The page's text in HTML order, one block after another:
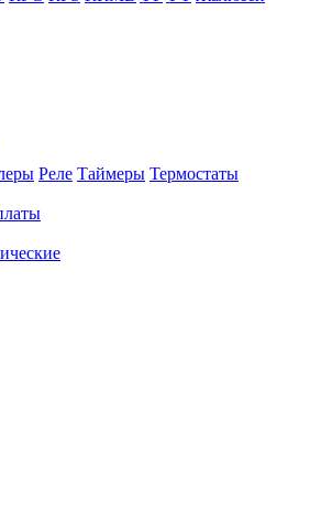
Реле Таймеры Термостаты